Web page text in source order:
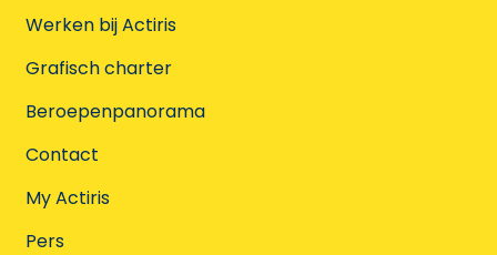
Werken bij Actiris
Grafisch charter
Beroepenpanorama
Contact
My Actiris
Pers